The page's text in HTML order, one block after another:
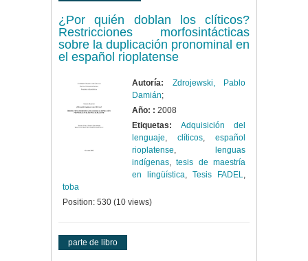
¿Por quién doblan los clíticos?
Restricciones morfosintácticas
sobre la duplicación pronominal en
el español rioplatense
Autoría:
Zdrojewski, Pablo
Damián;
Año: : 2008
Etiquetas:
Adquisición del
lenguaje, clíticos,español
rioplatense,
lenguas
indígenas,tesis de maestría
en lingüística,Tesis FADEL,
toba
Position: 530 (10 views)
parte de libro